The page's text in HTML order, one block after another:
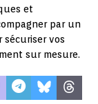
et
par un
vos
sur mesure.